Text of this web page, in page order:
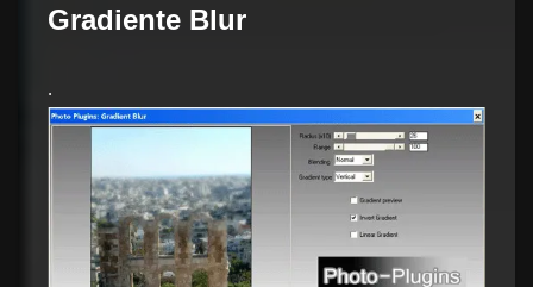
Gradiente Blur
.